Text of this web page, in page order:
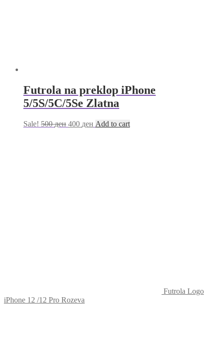
Futrola na preklop iPhone
5/5S/5C/5Se Zlatna
Sale! 500ден 400 ден Add to cart
Futrola Logo
iPhone 12 /12 Pro Rozeva